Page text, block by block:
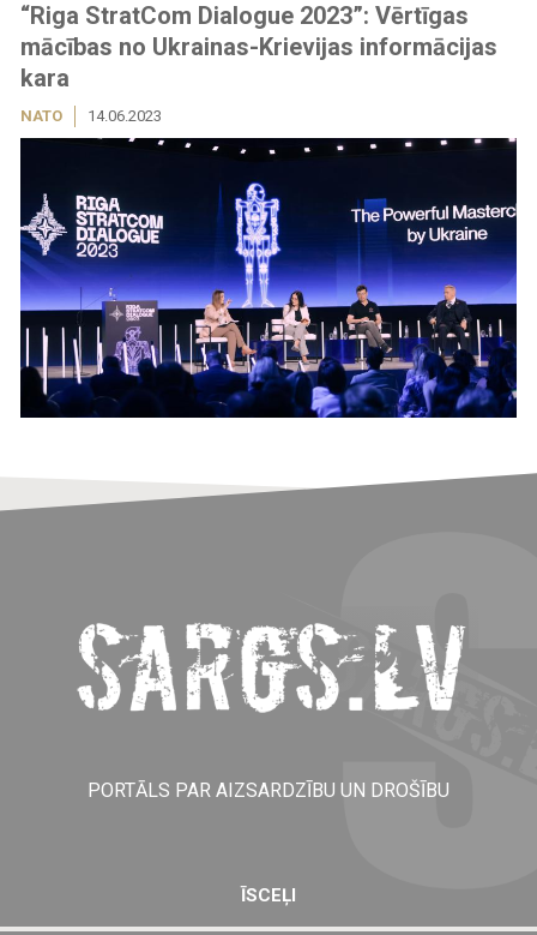
“Riga StratCom Dialogue 2023”: Vērtīgas
mācības no Ukrainas-Krievijas informācijas
kara
NATO 14.06.2023
PORTĀLS PAR AIZSARDZĪBU UN DROŠĪBU
ĪSCEĻI